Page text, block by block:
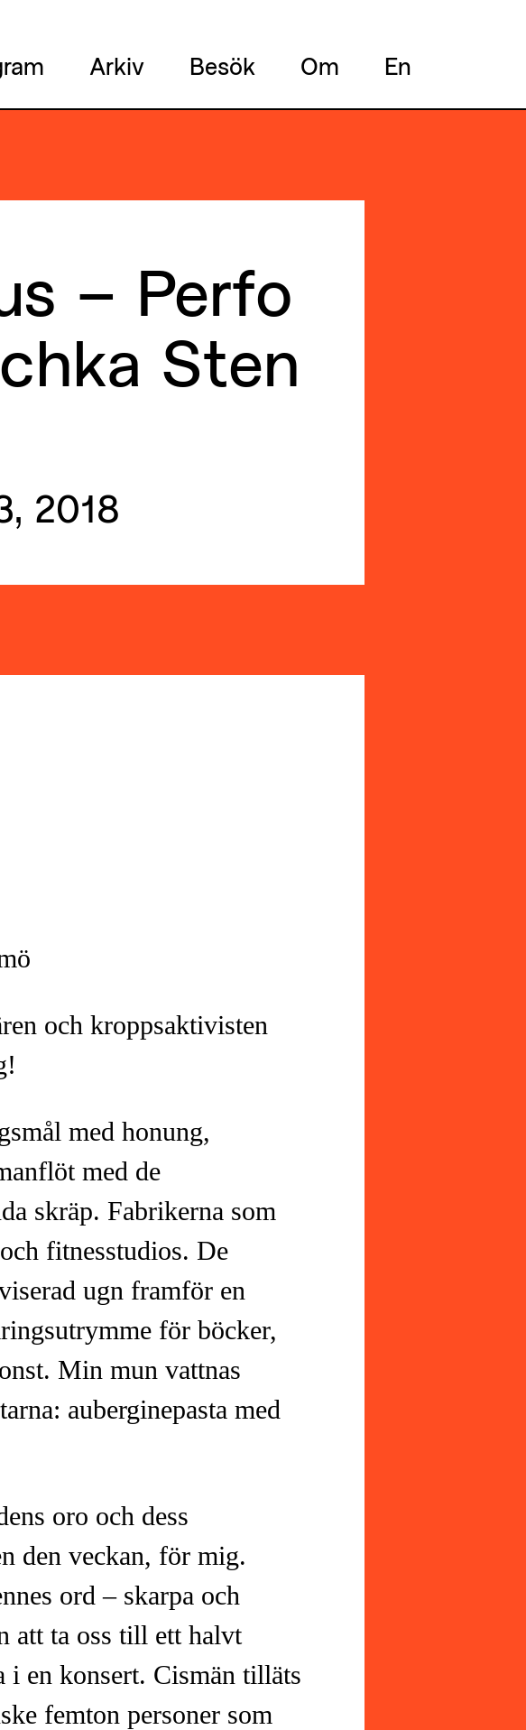
Arkiv Besök Om En
– Perfo
Sten
2018
och kroppsaktivisten
med honung,
med de
skräp. Fabrikerna som
fitnesstudios. De
ugn framför en
för böcker,
Min mun vattnas
auberginepasta med
oro och dess
den veckan, för mig.
ord – skarpa och
att ta oss till ett halvt
i en konsert. Cismän tilläts
femton personer som